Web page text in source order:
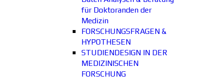
für Doktoranden der
Medizin
FORSCHUNGSFRAGEN &
HYPOTHESEN
STUDIENDESIGN IN DER
MEDIZINISCHEN
FORSCHUNG